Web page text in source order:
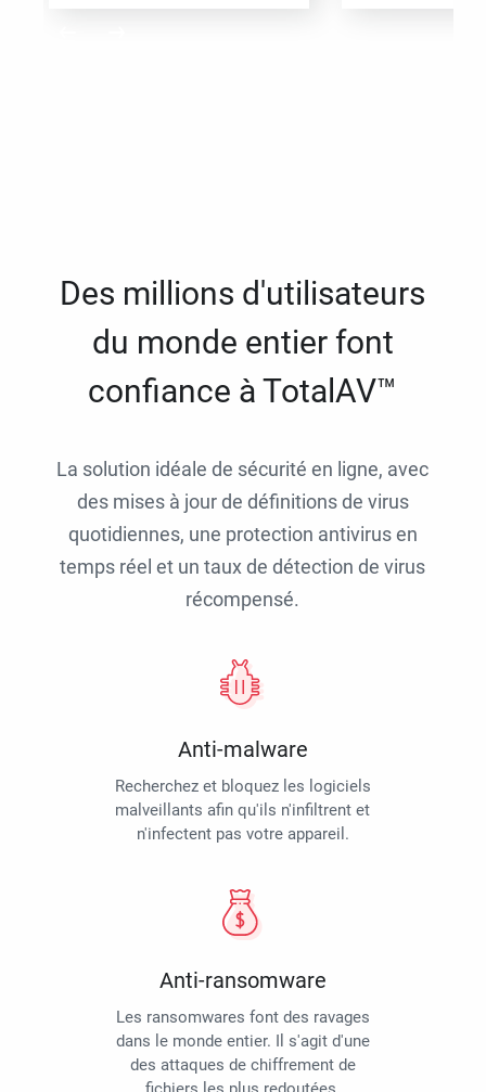
Des millions d'utilisateurs
du monde entier font
confiance à TotalAV™
La solution idéale de sécurité en ligne, avec
des mises à jour de définitions de virus
quotidiennes, une protection antivirus en
temps réel et un taux de détection de virus
récompensé.
Anti-malware
Recherchez et bloquez les logiciels
malveillants afin qu'ils n'infiltrent et
n'infectent pas votre appareil.
Anti-ransomware
Les ransomwares font des ravages
dans le monde entier. Il s'agit d'une
des attaques de chiffrement de